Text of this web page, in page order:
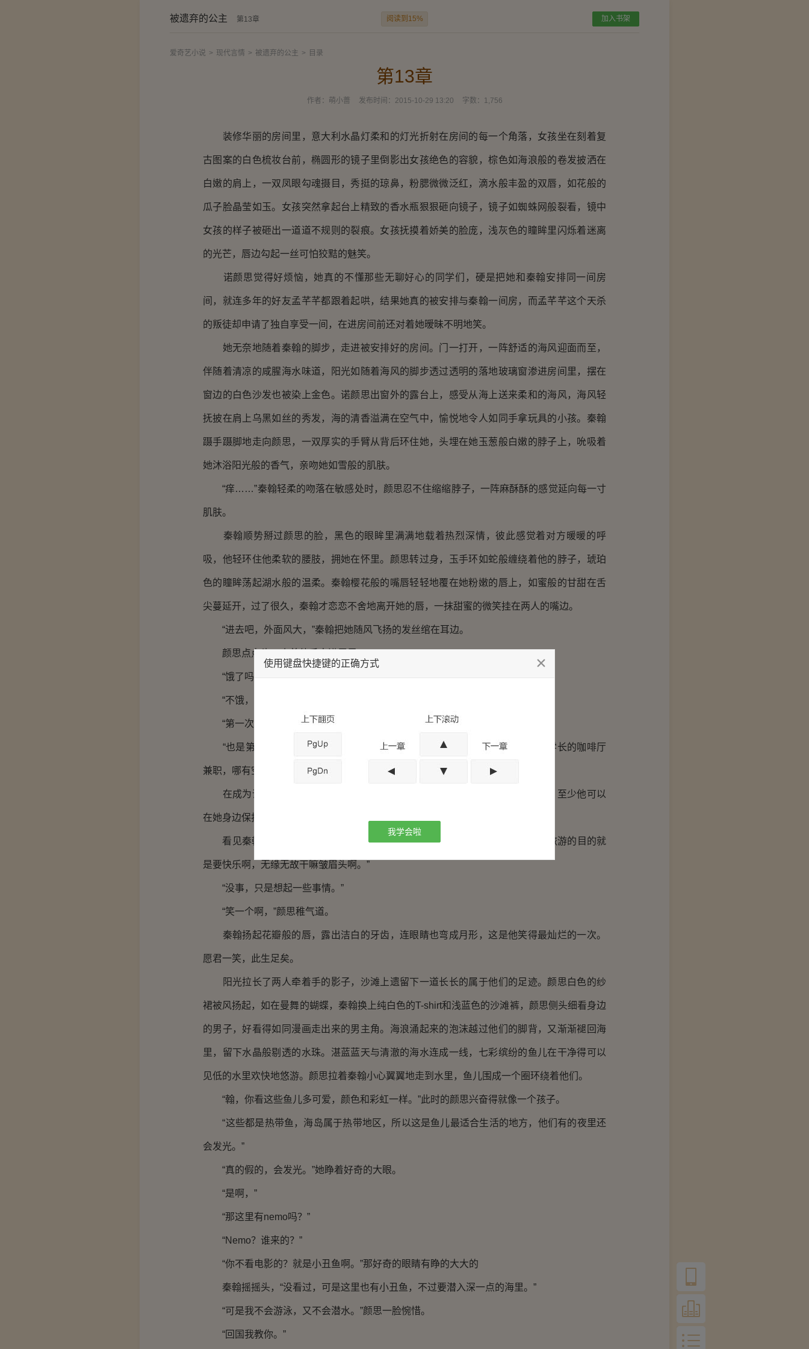
被遗弃的公主 第13章 阅读到15% 加入书架
爱奇艺小说 > 现代言情 > 被遗弃的公主 > 目录
第13章
作者： 萌小蔷 发布时间： 2015-10-29 13:20 字数： 1,756
装修华丽的房间里，意大利水晶灯柔和的灯光折射在房间的每一个角落，女孩坐在刻着复
古图案的白色梳妆台前，椭圆形的镜子里倒影出女孩绝色的容貌，棕色如海浪般的卷发披洒在
白嫩的肩上，一双凤眼勾魂摄目，秀挺的琼鼻，粉腮微微泛红，滴水般丰盈的双唇，如花般的
瓜子脸晶莹如玉。女孩突然拿起台上精致的香水瓶狠狠砸向镜子，镜子如蜘蛛网般裂看，镜中
女孩的样子被砸出一道道不规则的裂痕。女孩抚摸着娇美的脸庞，浅灰色的瞳眸里闪烁着迷离
的光芒，唇边勾起一丝可怕狡黠的魅笑。
诺颜思觉得好烦恼，她真的不懂那些无聊好心的同学们，硬是把她和秦翰安排同一间房
间，就连多年的好友孟芊芊都跟着起哄，结果她真的被安排与秦翰一间房，而孟芊芊这个天杀
的叛徒却申请了独自享受一间，在进房间前还对着她暧昧不明地笑。
她无奈地随着秦翰的脚步，走进被安排好的房间。门一打开，一阵舒适的海风迎面而至，
伴随着清凉的咸腥海水味道，阳光如随着海风的脚步透过透明的落地玻璃窗渗进房间里，摆在
窗边的白色沙发也被染上金色。诺颜思出窗外的露台上，感受从海上送来柔和的海风，海风轻
抚披在肩上乌黑如丝的秀发，海的清香溢满在空气中，愉悦地令人如同手拿玩具的小孩。秦翰
蹑手蹑脚地走向颜思，一双厚实的手臂从背后环住她，头埋在她玉葱般白嫩的脖子上，吮吸着
她沐浴阳光般的香气，亲吻她如雪般的肌肤。
“痒……”秦翰轻柔的吻落在敏感处时，颜思忍不住缩缩脖子，一阵麻酥酥的感觉延向每一寸
肌肤。
秦翰顺势掰过颜思的脸，黑色的眼眸里满满地载着热烈深情，彼此感觉着对方暖暖的呼
吸，他轻环住他柔软的腰肢，拥她在怀里。颜思转过身，玉手环如蛇般缠绕着他的脖子，琥珀
色的瞳眸荡起湖水般的温柔。秦翰樱花般的嘴唇轻轻地覆在她粉嫩的唇上，如蜜般的甘甜在舌
尖蔓延开，过了很久，秦翰才恋恋不舍地离开她的唇，一抹甜蜜的微笑挂在两人的嘴边。
“进去吧，外面风大，”秦翰把她随风飞扬的发丝绾在耳边。
颜思点点头，牵着他手走进屋里。
“饿了吗，我们到餐厅吃点东西吧，”
“不饿，我想到处走走，这是我第一次出国，时间要好好利用。”
“第一次？”秦翰觉得有点不可思议。
“也是第一次旅游哦。”颜思平淡地说着，“以前为了不让外婆太辛苦，所以去学长的咖啡厅
兼职，哪有空闲的时间和钱去旅行啊，不过和外婆去郊外的公园玩也开心的。”
在成为诺颜思之前，她还受了多少苦呢？为什么上天不让他们两早点相遇呢？至少他可以
在她身边保护她，不需要为生活而奔波。
看见秦翰浓扬的眉毛挤成一条线，颜思伸出纤纤的玉指抚平他紧皱的眉心，“旅游的目的就
是要快乐啊，无缘无故干嘛皱眉头啊。”
“没事，只是想起一些事情。”
“笑一个啊，”颜思稚气道。
秦翰扬起花瓣般的唇，露出洁白的牙齿，连眼睛也弯成月形，这是他笑得最灿烂的一次。
愿君一笑，此生足矣。
阳光拉长了两人牵着手的影子，沙滩上遗留下一道长长的属于他们的足迹。颜思白色的纱
裙被风扬起，如在曼舞的蝴蝶，秦翰换上纯白色的T-shirt和浅蓝色的沙滩裤，颜思侧头细看身边
的男子，好看得如同漫画走出来的男主角。海浪涌起来的泡沫越过他们的脚背，又渐渐褪回海
里，留下水晶般剔透的水珠。湛蓝蓝天与清澈的海水连成一线，七彩缤纷的鱼儿在干净得可以
见低的水里欢快地悠游。颜思拉着秦翰小心翼翼地走到水里，鱼儿围成一个圈环绕着他们。
“翰，你看这些鱼儿多可爱，颜色和彩虹一样。”此时的颜思兴奋得就像一个孩子。
“这些都是热带鱼，海岛属于热带地区，所以这是鱼儿最适合生活的地方，他们有的夜里还
会发光。”
“真的假的，会发光。”她睁着好奇的大眼。
“是啊，”
“那这里有nemo吗？”
“Nemo？谁来的？”
“你不看电影的？就是小丑鱼啊。”那好奇的眼睛有睁的大大的
秦翰摇摇头，“没看过，可是这里也有小丑鱼，不过要潜入深一点的海里。”
“可是我不会游泳，又不会潜水。”颜思一脸惋惜。
“回国我教你。”
使用键盘快捷键的正确方式
我学会啦